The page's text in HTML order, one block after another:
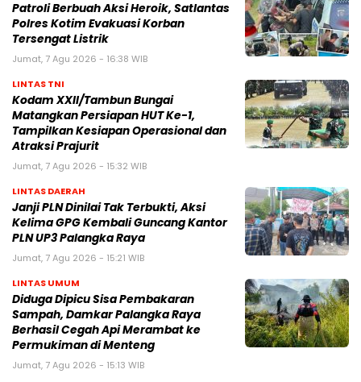
Patroli Berbuah Aksi Heroik, Satlantas
Polres Kotim Evakuasi Korban
Tersengat Listrik
Jumat, 7 Agu 2026 - 16:38 WIB
LINTAS TNI
Kodam XXII/Tambun Bungai
Matangkan Persiapan HUT Ke-1,
Tampilkan Kesiapan Operasional dan
Atraksi Prajurit
Jumat, 7 Agu 2026 - 15:32 WIB
LINTAS DAERAH
Janji PLN Dinilai Tak Terbukti, Aksi
Kelima GPG Kembali Guncang Kantor
PLN UP3 Palangka Raya
Jumat, 7 Agu 2026 - 15:21 WIB
LINTAS UMUM
Diduga Dipicu Sisa Pembakaran
Sampah, Damkar Palangka Raya
Berhasil Cegah Api Merambat ke
Permukiman di Menteng
Jumat, 7 Agu 2026 - 15:13 WIB